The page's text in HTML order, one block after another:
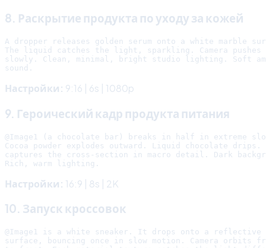
8. Раскрытие продукта по уходу за кожей
A dropper releases golden serum onto a white marble
The liquid catches the light, sparkling. Camera pushes
slowly. Clean, minimal, bright studio lighting. Soft
Настройки: 9:16 | 6s | 1080p
9. Героический кадр продукта питания
@Image1 (a chocolate bar) breaks in half in extreme
Cocoa powder explodes outward. Liquid chocolate drips.
captures the cross-section in macro detail. Dark
Настройки: 16:9 | 8s | 2K
10. Запуск кроссовок
@Image1 is a white sneaker. It drops onto a reflective
surface, bouncing once in slow motion. Camera orbits